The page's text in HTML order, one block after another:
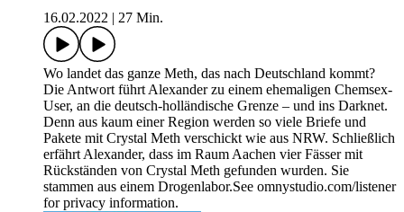
16.02.2022
27 Min.
Wo landet das ganze Meth, das nach Deutschland kommt?
Die Antwort führt Alexander zu einem ehemaligen Chemsex-
User, an die deutsch-holländische Grenze – und ins Darknet.
Denn aus kaum einer Region werden so viele Briefe und
Pakete mit Crystal Meth verschickt wie aus NRW. Schließlich
erfährt Alexander, dass im Raum Aachen vier Fässer mit
Rückständen von Crystal Meth gefunden wurden. Sie
stammen aus einem Drogenlabor.See omnystudio.com/listener
for privacy information.